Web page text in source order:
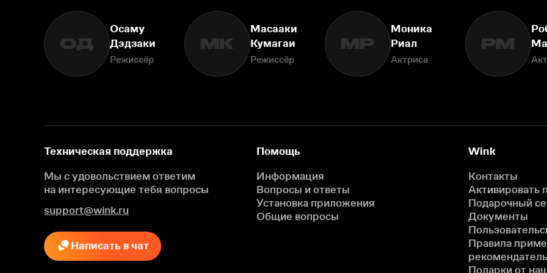
ОД
Осаму
Дэдзаки
Режиссёр
МК
Масааки
Кумагаи
Режиссёр
МР
Моника
Риал
Актриса
РМ
Техническая поддержка
Мы с удовольствием ответим
на интересующие тебя вопросы
support@wink.ru
Написать в чат
Помощь
Информация
Вопросы и ответы
Установка приложения
Общие вопросы
Wink
Контакты
Активировать
Подарочный
Документы
Правила
Подарки от